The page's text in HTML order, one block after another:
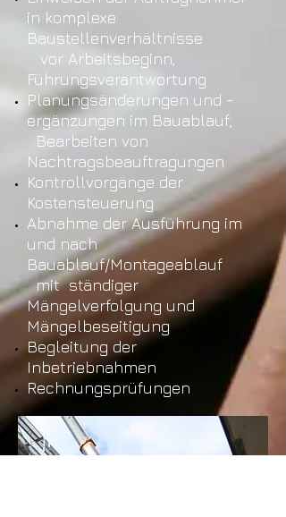
in komplexe
Baustellenverhältnisse
vor Arbeitsbeginn;
Führungsverantwortung
Planungsänderungen und -
ergänzungen im Bauablauf;
Bearbeiten von
Nachtragsbeauftragungen
Kontrollvorgänge der
Kostensteuerung
Abnahme der Ausführung im
und nach
Bauablauf/Montageablauf
mit ständiger
Mängelverfolgung und
Mängelbeseitigung
Begleitung der
Inbetriebnahmen
Rechnungsprüfungen